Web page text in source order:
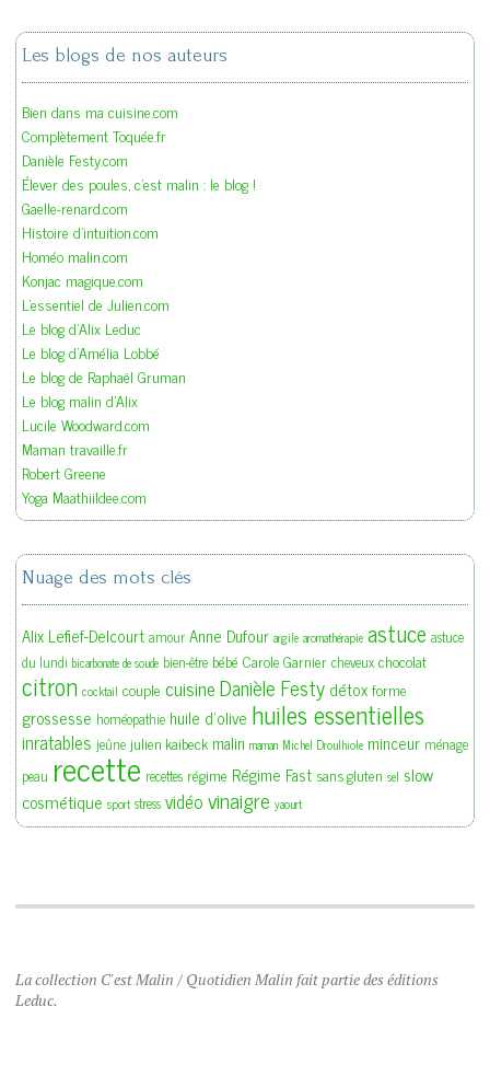
Les blogs de nos auteurs
Bien dans ma cuisine.com
Complètement Toquée.fr
Danièle Festy.com
Élever des poules, c'est malin : le blog !
Gaelle-renard.com
Histoire d'intuition.com
Homéo malin.com
Konjac magique.com
L'essentiel de Julien.com
Le blog d'Alix Leduc
Le blog d'Amélia Lobbé
Le blog de Raphaël Gruman
Le blog malin d'Alix
Lucile Woodward.com
Maman travaille.fr
Robert Greene
Yoga Maathiildee.com
Nuage des mots clés
Alix Lefief-Delcourt amour Anne Dufour argile aromathérapie astuce astuce
du lundi bicarbonate de soude bien-être bébé Carole Garnier cheveux chocolat
citron cocktail couple cuisineDanièle Festy détoxforme
grossesse homéopathie huile d'olive huiles essentielles
inratables jeûne julien kaibeck malin maman Michel Droulhiole minceur ménage
peau recette recettes régime Régime Fast sans gluten sel slow
cosmétique sport stress vidéovinaigre yaourt
La collection C'est Malin / Quotidien Malin fait partie des éditions
Leduc.